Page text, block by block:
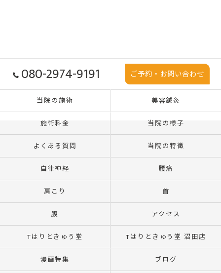
080-2974-9191 ご予約・お問い合わせ
当院の施術 美容鍼灸
施術料金 当院の様子
よくある質問 当院の特徴
自律神経 腰痛
肩こり 首
腹 アクセス
Tはりときゅう堂 Tはりときゅう堂 沼田店
漫画特集 ブログ